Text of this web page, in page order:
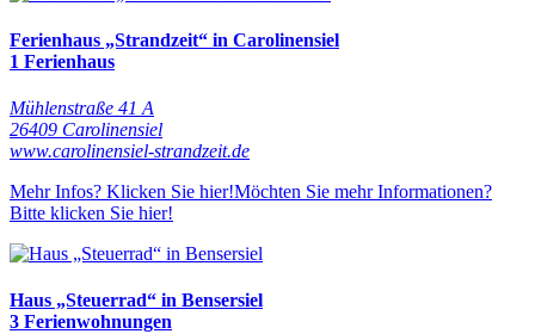
Ferienhaus „Strandzeit“ in Carolinensiel
1 Ferienhaus
Mühlenstraße 41 A
26409 Carolinensiel
www.carolinensiel-strandzeit.de
Mehr Infos? Klicken Sie hier!Möchten Sie mehr Informationen?
Bitte klicken Sie hier!
Haus „Steuerrad“ in Bensersiel
3 Ferienwohnungen